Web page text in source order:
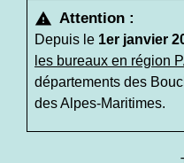
warning Attention :
Depuis le 1er janvier
les bureaux en région
départements des
des Alpes-Maritimes.